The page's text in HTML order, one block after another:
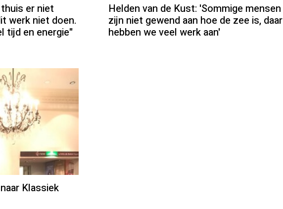
er niet
werk niet doen.
tijd en energie"
Helden van de Kust: 'Sommige mensen
zijn niet gewend aan hoe de zee is, daar
hebben we veel werk aan'
Klassiek